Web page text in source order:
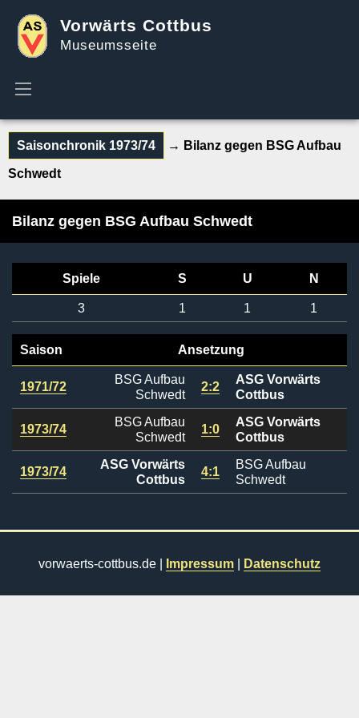
Vorwärts Cottbus
Museumsseite
Saisonchronik 1973/74 → Bilanz gegen BSG Aufbau
Schwedt
Bilanz gegen BSG Aufbau Schwedt
Spiele S U N
3 1 1 1
Saison Ansetzung
1971/72
BSG Aufbau
Schwedt
2:2
ASG Vorwärts
Cottbus
1973/74
BSG Aufbau
Schwedt
1:0
ASG Vorwärts
Cottbus
1973/74
ASG Vorwärts
Cottbus
4:1
BSG Aufbau
Schwedt
vorwaerts-cottbus.de | Impressum Datenschutz